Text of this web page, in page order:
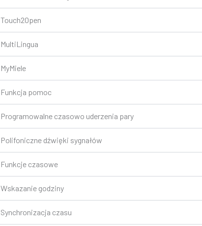
Touch2Open
MultiLingua
MyMiele
Funkcja pomoc
Programowalne czasowo uderzenia pary
Polifoniczne dźwięki sygnałów
Funkcje czasowe
Wskazanie godziny
Synchronizacja czasu